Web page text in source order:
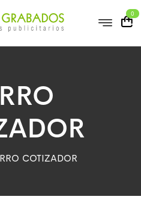
0
COTIZADOR